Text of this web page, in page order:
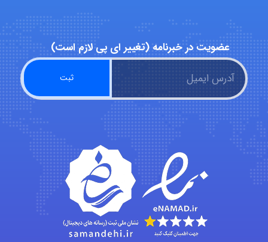
A.balandeh
fatima
Jafar Tym
aghajari vahid
عضویت در خبرنامه (تغییر ای پی لازم است)